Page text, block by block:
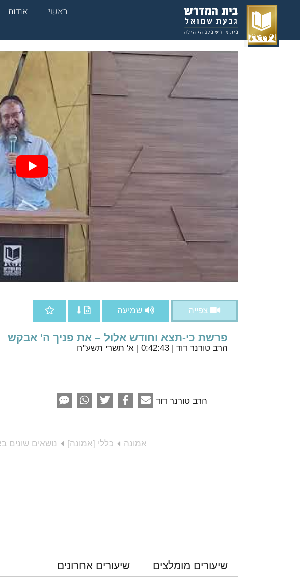
ראשי אודות
צפייה שמיעה
פרשת כי-תצא וחודש אלול – את פניך ה' אבקש
הרב טורנר דוד | 0:42:43 | א' תשרי תשע"ח
הרב טורנר דוד
אמונה כללי [אמונה] נושאים שונים
שיעורים מומלצים שיעורים אחרונים